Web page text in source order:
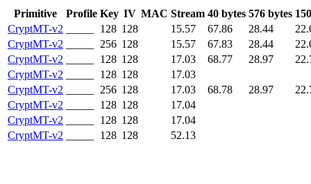
Primitive Profile Key IV MAC Stream 40 bytes 576 bytes
CryptMT-v2
128 128 15.57 67.86 28.44
CryptMT-v2
256 128 15.57 67.83 28.44
CryptMT-v2
128 128 17.03 68.77 28.97
CryptMT-v2
128 128
17.03
CryptMT-v2
256 128 17.03 68.78 28.97
CryptMT-v2
128 128
17.04
CryptMT-v2
128 128
17.04
CryptMT-v2
128 128 52.13